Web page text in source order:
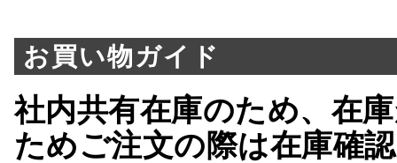
お買い物ガイド
社内共有在庫のため、在
ためご注文の際は在庫確